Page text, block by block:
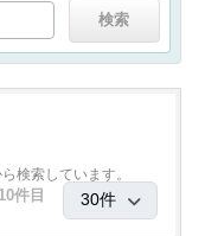
検索しています。
件目